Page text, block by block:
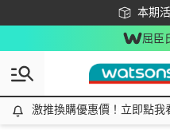
本期
下載
屈臣
激推換購優惠價！立即點我看
激推換購優惠價！立即點我